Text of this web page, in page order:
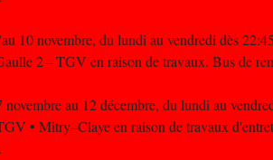
10 novembre, du lundi au vendredi dès
2 – TGV en raison de travaux. Bus de
novembre au 12 décembre, du lundi au
• Mitry–Claye en raison de travaux